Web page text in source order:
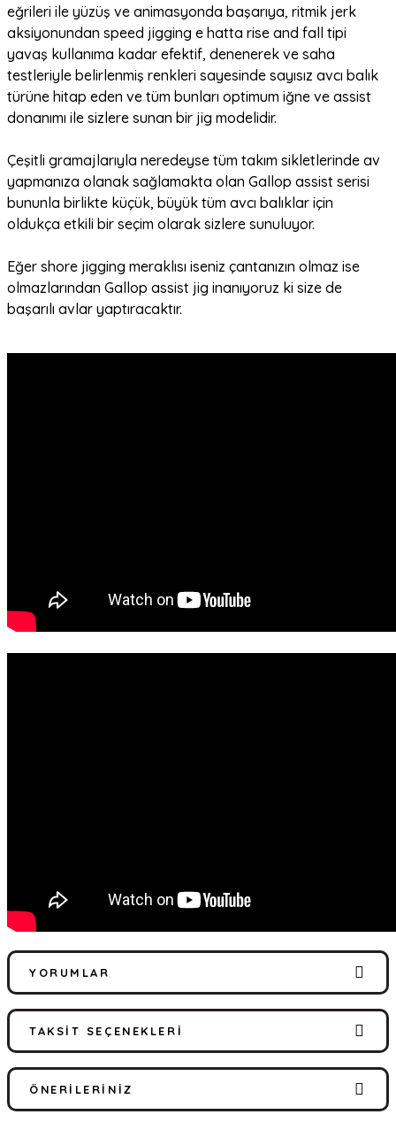
eğrileri ile yüzüş ve animasyonda başarıya, ritmik jerk
aksiyonundan speed jigging e hatta rise and fall tipi
yavaş kullanıma kadar efektif, denenerek ve saha
testleriyle belirlenmiş renkleri sayesinde sayısız avcı balık
türüne hitap eden ve tüm bunları optimum iğne ve assist
donanımı ile sizlere sunan bir jig modelidir.
Çeşitli gramajlarıyla neredeyse tüm takım sikletlerinde av
yapmanıza olanak sağlamakta olan Gallop assist serisi
bununla birlikte küçük, büyük tüm avcı balıklar için
oldukça etkili bir seçim olarak sizlere sunuluyor.
Eğer shore jigging meraklısı iseniz çantanızın olmaz ise
olmazlarından Gallop assist jig inanıyoruz ki size de
başarılı avlar yaptıracaktır.
YORUMLAR
Bu ürüne ilk yorumu siz yapın!
Yorum Yaz
TAKSIT SEÇENEKLERI
ÖNERILERINIZ